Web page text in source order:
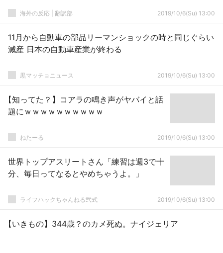
海外の反応 | 翻訳部 2019/10/6(Su) 13:00
11月から自動車の部品リーマンショックの時と同じぐらい
減産 日本の自動車産業が終わる
黒マッチョニュース 2019/10/6(Su) 13:00
【知ってた？】コアラの鳴き声がヤバイと話
題にｗｗｗｗｗｗｗｗｗｗ
ねたーる 2019/10/6(Su) 13:00
世界トップアスリートさん「練習は週3で十
分、毎日ってなるとやめちゃうよ。」
ライフハックちゃんねる弐式 2019/10/6(Su) 13:00
【いきもの】344歳？のカメ死ぬ。ナイジェリア